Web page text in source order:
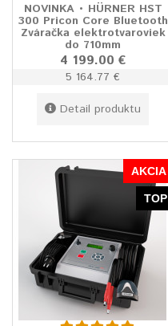
NOVINKA • HÜRNER HST
300 Pricon Core Bluetooth
Zváračka elektrotvaroviek
do 710mm
4 199.00 €
5 164.77 €
Detail produktu
AKCIA
TOP